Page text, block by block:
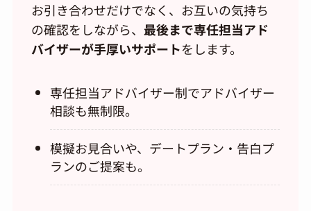
お引き合わせだけでなく、お互いの気持ち
の確認をしながら、 最後まで専任担当アド
バイザーが手厚いサポートをします。
専任担当アドバイザー制でアドバイザー
相談も無制限。
模擬お見合いや、デートプラン・告白プ
ランのご提案も。